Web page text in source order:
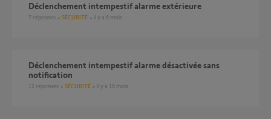
Déclenchement intempestif alarme extérieure
7 réponses SÉCURITÉ il y a 6 mois
Déclenchement intempestif alarme désactivée sans
notification
12 réponses SÉCURITÉ il y a 10 mois